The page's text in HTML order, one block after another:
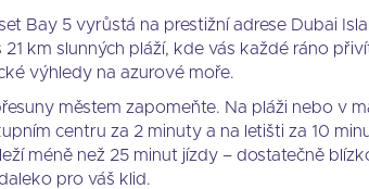
Bay 5 vyrůstá na prestižní adrese Dubai
km slunných pláží, kde vás každé ráno
výhledy na azurové moře.
městem zapomeňte. Na pláži nebo v
centru za 2 minuty a na letišti za 10
méně než 25 minut jízdy – dostatečně
pro váš klid.